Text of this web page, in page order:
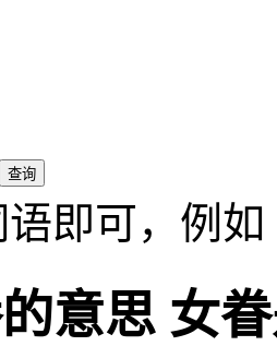
即可，例如
意思 女